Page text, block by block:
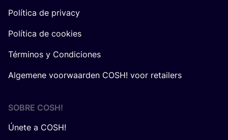
Política de privacy
Política de cookies
Términos y Condiciones
Algemene voorwaarden COSH! voor retailers
SOBRE COSH!
Únete a COSH!